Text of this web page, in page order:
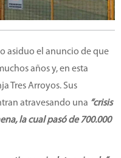
asiduo el anuncio de que
años y, en esta
Tres Arroyos. Sus
atravesando una “crisis
la cual pasó de 700.000